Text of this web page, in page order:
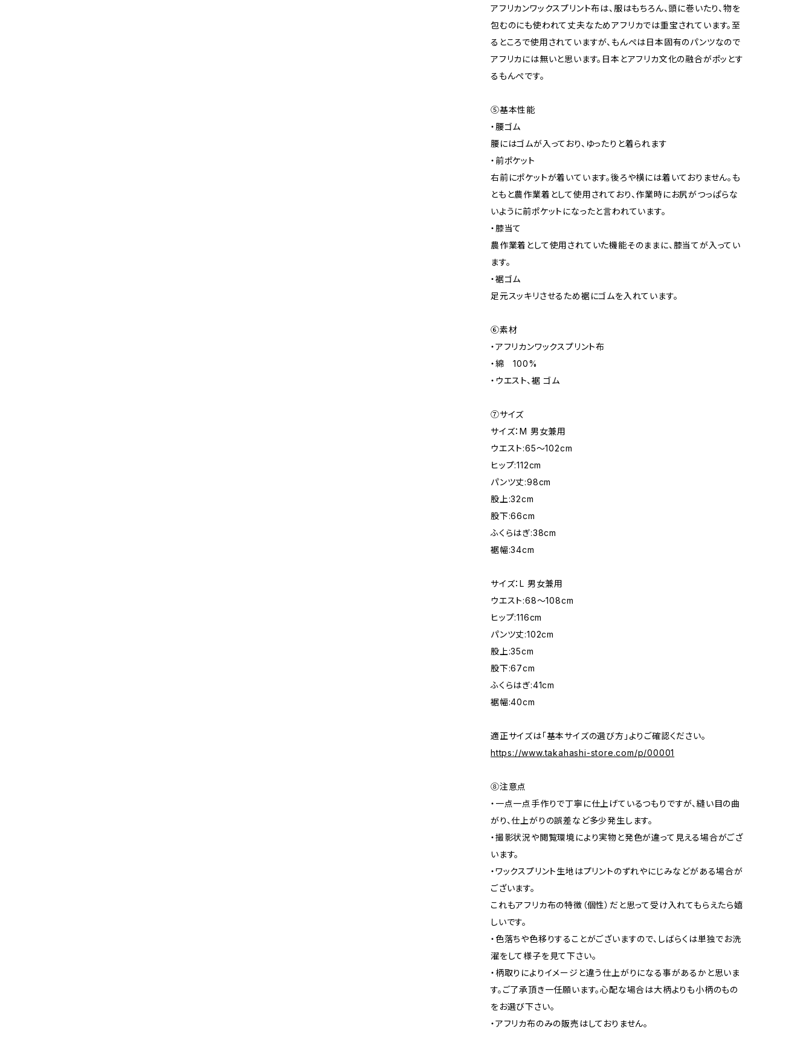
アフリカンワックスプリント布は、服はもちろん、頭に巻いたり、物を
包むのにも使われて丈夫なためアフリカでは重宝されています。至
るところで使用されていますが、もんぺは日本固有のパンツなので
アフリカには無いと思います。日本とアフリカ文化の融合がポッとす
るもんぺです。
⑤基本性能
・腰ゴム
腰にはゴムが入っており、ゆったりと着られます
・前ポケット
右前にポケットが着いています。後ろや横には着いておりません。も
ともと農作業着として使用されており、作業時にお尻がつっぱらな
いように前ポケットになったと言われています。
・膝当て
農作業着として使用されていた機能そのままに、膝当てが入ってい
ます。
・裾ゴム
足元スッキリさせるため裾にゴムを入れています。
⑥素材
・アフリカンワックスプリント布
・綿 100%
・ウエスト、裾 ゴム
⑦サイズ
サイズ：M 男女兼用
ウエスト:65～102cm
ヒップ:112cm
パンツ丈:98cm
股上:32cm
股下:66cm
ふくらはぎ:38cm
裾幅:34cm
サイズ：L 男女兼用
ウエスト:68〜108cm
ヒップ:116cm
パンツ丈:102cm
股上:35cm
股下:67cm
ふくらはぎ:41cm
裾幅:40cm
適正サイズは「基本サイズの選び方」よりご確認ください。
https://www.takahashi-store.com/p/00001
⑧注意点
・一点一点手作りで丁寧に仕上げているつもりですが、縫い目の曲
がり、仕上がりの誤差など多少発生します。
・撮影状況や閲覧環境により実物と発色が違って見える場合がござ
います。
・ワックスプリント生地はプリントのずれやにじみなどがある場合が
ございます。
これもアフリカ布の特徴（個性）だと思って受け入れてもらえたら嬉
しいです。
・色落ちや色移りすることがございますので、しばらくは単独でお洗
濯をして様子を見て下さい。
・柄取りによりイメージと違う仕上がりになる事があるかと思いま
す。ご了承頂き一任願います。心配な場合は大柄よりも小柄のもの
をお選び下さい。
・アフリカ布のみの販売はしておりません。